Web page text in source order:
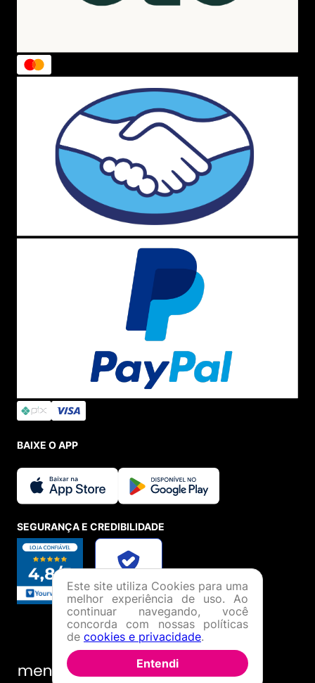
BAIXE O APP
SEGURANÇA E CREDIBILIDADE
Este site utiliza Cookies para uma
melhor experiência de uso. Ao
continuar navegando, você
concorda com nossas políticas
de cookies e privacidade.
Entendi